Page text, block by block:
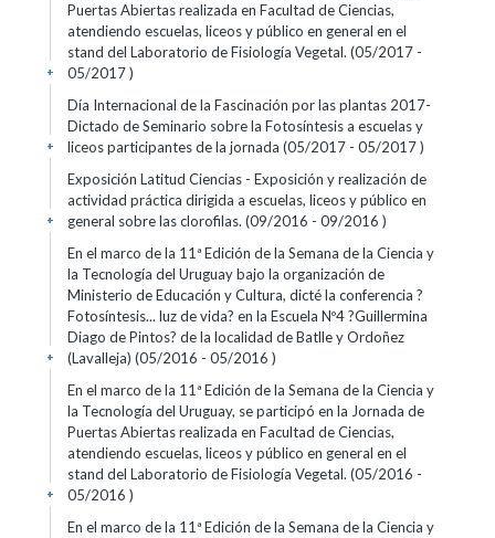
Puertas Abiertas realizada en Facultad de Ciencias,
atendiendo escuelas, liceos y público en general en el
stand del Laboratorio de Fisiología Vegetal. (05/2017 -
05/2017 )
+
Día Internacional de la Fascinación por las plantas 2017-
Dictado de Seminario sobre la Fotosíntesis a escuelas y
liceos participantes de la jornada (05/2017 - 05/2017 )
+
Exposición Latitud Ciencias - Exposición y realización de
actividad práctica dirigida a escuelas, liceos y público en
general sobre las clorofilas. (09/2016 - 09/2016 )
+
En el marco de la 11ª Edición de la Semana de la Ciencia y
la Tecnología del Uruguay bajo la organización de
Ministerio de Educación y Cultura, dicté la conferencia ?
Fotosíntesis... luz de vida? en la Escuela Nº4 ?Guillermina
Diago de Pintos? de la localidad de Batlle y Ordoñez
(Lavalleja) (05/2016 - 05/2016 )
+
En el marco de la 11ª Edición de la Semana de la Ciencia y
la Tecnología del Uruguay, se participó en la Jornada de
Puertas Abiertas realizada en Facultad de Ciencias,
atendiendo escuelas, liceos y público en general en el
stand del Laboratorio de Fisiología Vegetal. (05/2016 -
05/2016 )
+
En el marco de la 11ª Edición de la Semana de la Ciencia y